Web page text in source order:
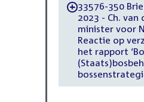
-33576-350
2023 - Ch.
minister voor
Reactie op
het rapport